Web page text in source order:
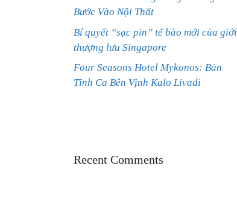
Bước Vào Nội Thất
Bí quyết “sạc pin” tế bào mới của giới
thượng lưu Singapore
Four Seasons Hotel Mykonos: Bản
Tĩnh Ca Bên Vịnh Kalo Livadi
Recent Comments